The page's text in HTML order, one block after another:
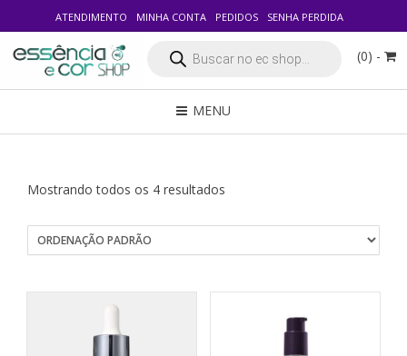
ATENDIMENTO MINHA CONTA PEDIDOS SENHA PERDIDA
produtos (0) -
MENU
Mostrando todos os 4 resultados